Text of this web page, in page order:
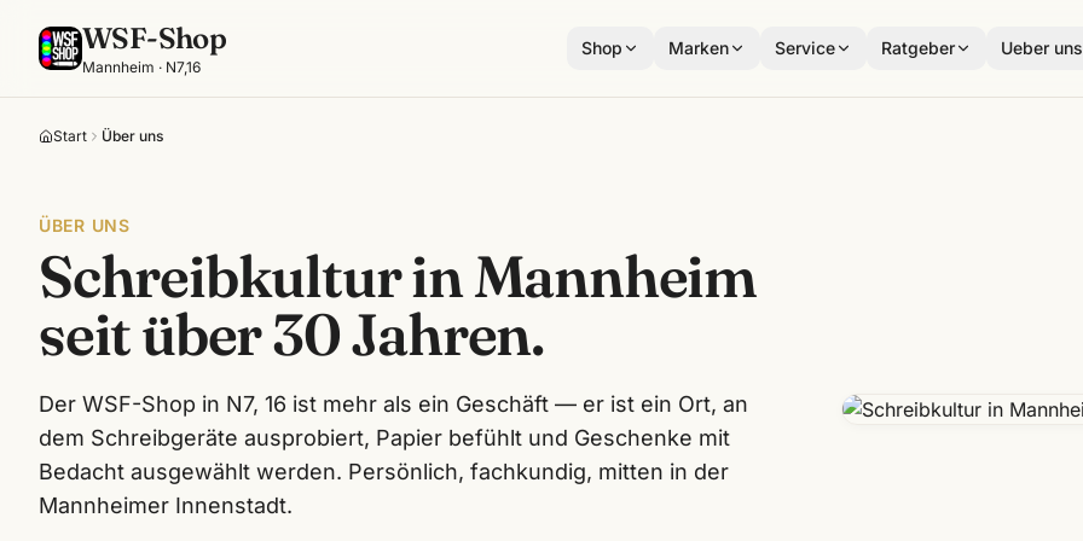
WSF-Shop
Mannheim · N7,16
Shop Marken Service Ratgeber Ueber uns
Start Über uns
ÜBER UNS
Schreibkultur in Mannheim
seit über 30 Jahren.
Der WSF-Shop in N7, 16 ist mehr als ein Geschäft — er ist ein Ort, an
dem Schreibgeräte ausprobiert, Papier befühlt und Geschenke mit
Bedacht ausgewählt werden. Persönlich, fachkundig, mitten in der
Mannheimer Innenstadt.